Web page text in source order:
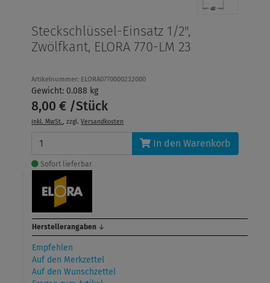
Steckschlüssel-Einsatz 1/2",
Zwölfkant, ELORA 770-LM 23
Artikelnummer: ELORA0770000232000
Gewicht: 0.088 kg
8,00 € /Stück
inkl. MwSt., zzgl.Versandkosten
In den Warenkorb
Sofort lieferbar
Herstellerangaben ↓
Empfehlen
Auf den Merkzettel
Auf den Wunschzettel